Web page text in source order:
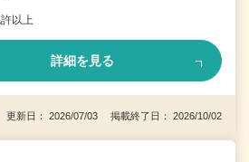
以上
詳細を見る
更新日： 2026/07/03 掲載終了日： 2026/10/02